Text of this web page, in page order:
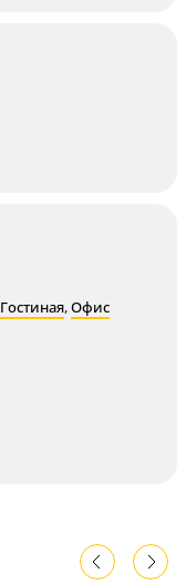
Гостиная,Офис